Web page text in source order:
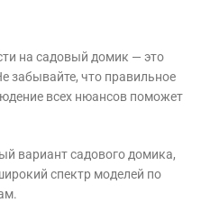
на садовый домик — это
забывайте, что правильное
всех нюансов поможет
вариант садового домика,
спектр моделей по